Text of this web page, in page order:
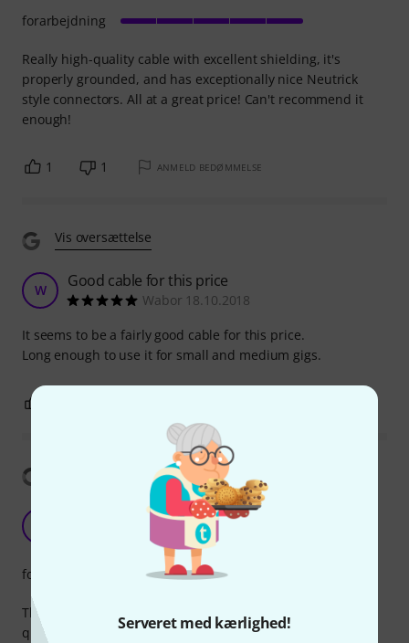
Serveret med kærlighed!
Really high-quality cable with excellent shielding, it's
properly grounded, and has exceptionally nice Neutrick
style connectors. All at a great price! Can't recommend it
enough!
forarbejdning
1 1 ANMELD BEDØMMELSE
Vis oversættelse
W Good cable for this price
Wabor 18.10.2018
It seems to be a fairly good cable for this price.
Long enough to use it for small and medium gigs.
Excellent for the price point
Jquaicoe 25.04.2026
This is the best value for money I got for a cable with this
quality. Comes with great connectors
forarbejdning